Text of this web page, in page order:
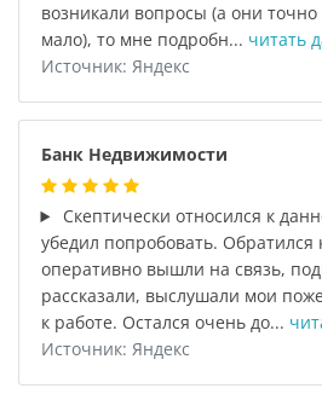
возникали вопросы (а они
мало), то мне подробн... читать
Источник: Яндекс
Банк Недвижимости
Скептически относился к
убедил попробовать. Обратился
оперативно вышли на связь,
рассказали, выслушали мои
к работе. Остался очень до...
Источник: Яндекс